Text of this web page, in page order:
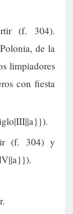
(f. 304).
de la
limpiadores
con fiesta
(f. 304) y